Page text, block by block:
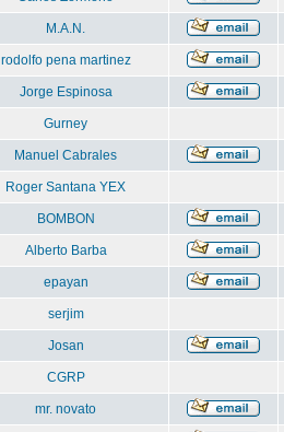
M.A.N.
rodolfo pena martinez
Jorge Espinosa
Gurney
Manuel Cabrales
Roger Santana YEX
BOMBON
Alberto Barba
epayan
serjim
Josan
CGRP
mr. novato